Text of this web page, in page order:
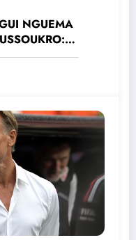
NGUEMA
DANHO